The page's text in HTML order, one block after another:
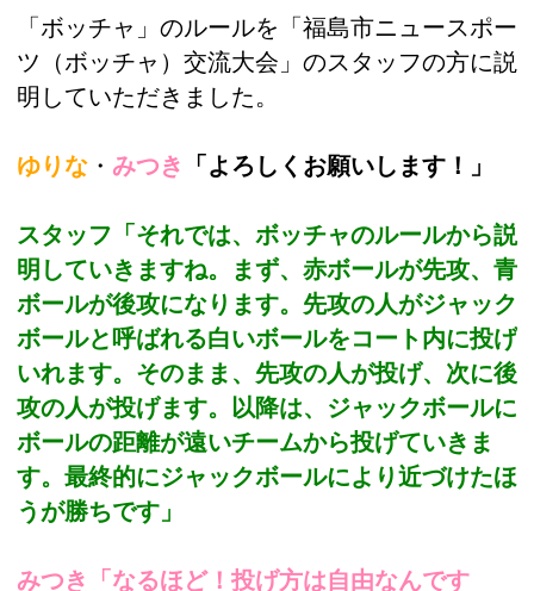
「ボッチャ」のルールを「福島市ニュースポー
ツ（ボッチャ）交流大会」のスタッフの方に説
明していただきました。
ゆりな ・ みつき 「よろしくお願いします！」
スタッフ「それでは、ボッチャのルールから説
明していきますね。まず、赤ボールが先攻、青
ボールが後攻になります。先攻の人がジャック
ボールと呼ばれる白いボールをコート内に投げ
いれます。そのまま、先攻の人が投げ、次に後
攻の人が投げます。以降は、ジャックボールに
ボールの距離が遠いチームから投げていきま
す。最終的にジャックボールにより近づけたほ
うが勝ちです」
みつき「なるほど！投げ方は自由なんです